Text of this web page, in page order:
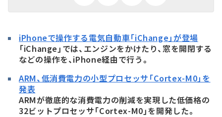
iPhoneで操作する電気自動車「iChange」が登場
「iChange」では、エンジンをかけたり、窓を開閉する
などの操作を、iPhone経由で行う。
ARM、低消費電力の小型プロセッサ「Cortex-M0」を
発表
ARMが徹底的な消費電力の削減を実現した低価格の
32ビットプロセッサ「Cortex-M0」を開発した。